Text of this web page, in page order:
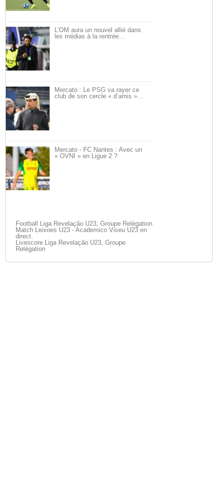
L’OM aura un nouvel allié dans
les médias à la rentrée…
Mercato : Le PSG va rayer ce
club de son cercle « d’amis »…
Mercato - FC Nantes : Avec un
« OVNI » en Ligue 2 ?
Football Liga Revelação U23, Groupe Relégation
Match Leixoes U23 - Academico Viseu U23 en
direct.
Livescore Liga Revelação U23, Groupe
Relégation